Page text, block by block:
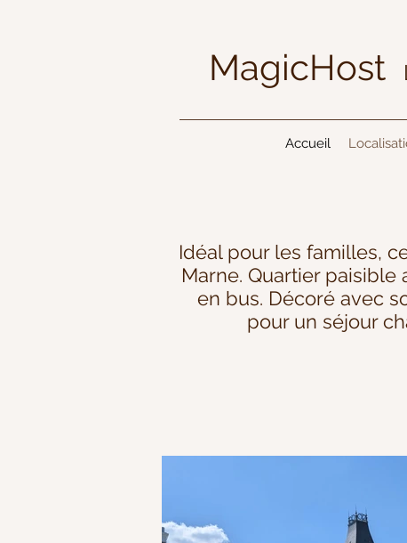
MagicHost
Accueil
Idéal pour les familles,
Marne. Quartier
en bus. Décoré avec
pour un séjour